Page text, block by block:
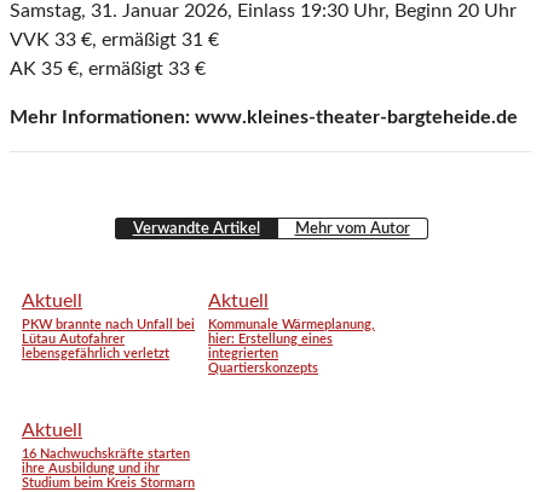
Samstag, 31. Januar 2026, Einlass 19:30 Uhr, Beginn 20 Uhr
VVK 33 €, ermäßigt 31 €
AK 35 €, ermäßigt 33 €
Mehr Informationen: www.kleines-theater-bargteheide.de
Verwandte Artikel Mehr vom Autor
Aktuell
PKW brannte nach Unfall bei
Lütau Autofahrer
lebensgefährlich verletzt
Aktuell
Kommunale Wärmeplanung,
hier: Erstellung eines
integrierten
Quartierskonzepts
Aktuell
16 Nachwuchskräfte starten
ihre Ausbildung und ihr
Studium beim Kreis Stormarn